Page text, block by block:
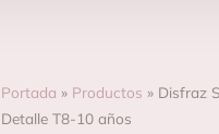
Portada » Productos » Disfraz
Detalle T8-10 años